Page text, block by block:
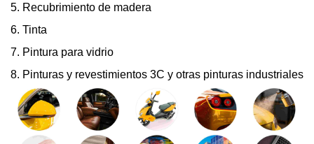
5. Recubrimiento de madera
6. Tinta
7. Pintura para vidrio
8. Pinturas y revestimientos 3C y otras pinturas industriales